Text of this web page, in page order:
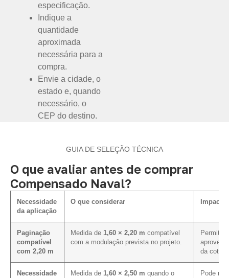
especificação.
Indique a
quantidade
aproximada
necessária para a
compra.
Envie a cidade, o
estado e, quando
necessário, o
CEP do destino.
GUIA DE SELEÇÃO TÉCNICA
O que avaliar antes de comprar
Compensado Naval?
Necessidade
da aplicação
O que considerar Impacto
Paginação
compatível
com 2,20 m
Medida de 1,60 × 2,20 m compatível
com a modulação prevista no projeto.
Permite
da
Necessidade
Medida de 1,60 × 2,50 m quando o
Pode